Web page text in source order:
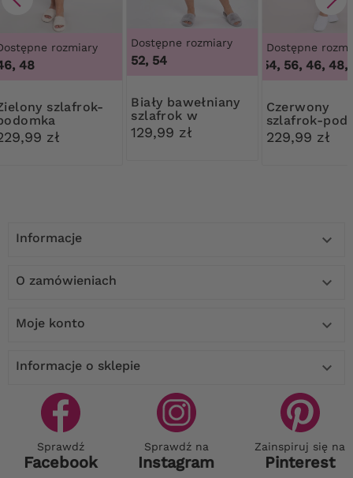
rozmiary
48
zł
Dostępne rozmiary
52, 54
Biały bawełniany
szlafrok w
panterkę
129,99 zł
Dostępne
46, 48, 50, 52, 54, 56,46, 48,
Czerwony
szlafrok-
229,99 zł
Informacje 
O zamówieniach 
Moje konto 
Informacje o sklepie 
Sprawdź
Facebook
Sprawdź na
Instagram
Zainspiruj się na
Pinterest